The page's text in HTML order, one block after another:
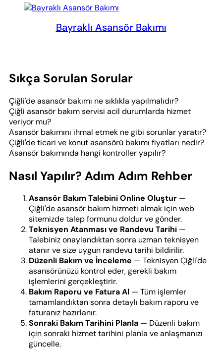
Bayraklı Asansör Bakımı
Sıkça Sorulan Sorular
Çiğli'de asansör bakımı ne sıklıkla yapılmalıdır?
Çiğli asansör bakım servisi acil durumlarda hizmet
veriyor mu?
Asansör bakımını ihmal etmek ne gibi sorunlar yaratır?
Çiğli'de ticari ve konut asansörü bakımı fiyatları nedir?
Asansör bakımında hangi kontroller yapılır?
Nasıl Yapılır? Adım Adım Rehber
Asansör Bakım Talebini Online Oluştur —
Çiğli'de asansör bakım hizmeti almak için web
sitemizde talep formunu doldur ve gönder.
Teknisyen Atanması ve Randevu Tarihi —
Talebiniz onaylandıktan sonra uzman teknisyen
atanır ve size uygun randevu tarihi bildirilir.
Düzenli Bakım ve İnceleme — Teknisyen Çiğli'de
asansörünüzü kontrol eder, gerekli bakım
işlemlerini gerçekleştirir.
Bakım Raporu ve Fatura Al — Tüm işlemler
tamamlandıktan sonra detaylı bakım raporu ve
faturanız hazırlanır.
Sonraki Bakım Tarihini Planla — Düzenli bakım
için sonraki hizmet tarihini planla ve anlaşmanızı
güncelle.